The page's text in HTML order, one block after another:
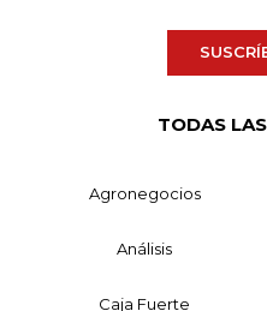
TODAS
Agronegocios
Análisis
Caja Fuerte